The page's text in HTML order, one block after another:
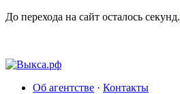
До перехода на сайт осталось секунд.
Об агентстве · Контакты